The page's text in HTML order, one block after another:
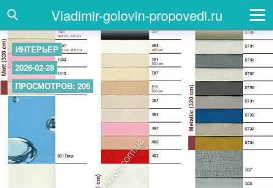
Vladimir-golovin-propovedi.ru
ИНТЕРЬЕР
2026-02-28
ПРОСМОТРОВ: 206